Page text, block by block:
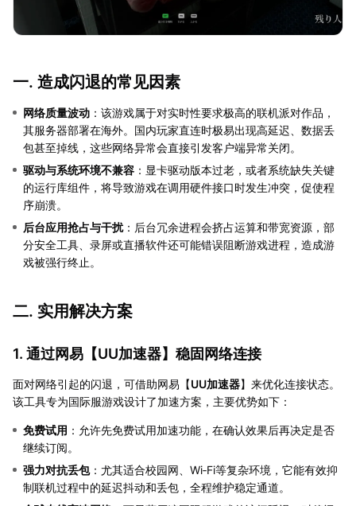
一. 造成闪退的常见因素
网络质量波动 ：该游戏属于对实时性要求极高的联机派对作品，
其服务器部署在海外。国内玩家直连时极易出现高延迟、数据丢
包甚至掉线，这些网络异常会直接引发客户端异常关闭。
驱动与系统环境不兼容 ：显卡驱动版本过老，或者系统缺失关键
的运行库组件，将导致游戏在调用硬件接口时发生冲突，促使程
序崩溃。
后台应用抢占与干扰：后台冗余进程会挤占运算和带宽资源，部
分安全工具、录屏或直播软件还可能错误阻断游戏进程，造成游
戏被强行终止。
二. 实用解决方案
1. 通过网易【UU加速器】稳固网络连接
面对网络引起的闪退，可借助网易【UU加速器】来优化连接状态。
该工具专为国际服游戏设计了加速方案，主要优势如下：
免费试用 ：允许先免费试用加速功能，在确认效果后再决定是否
继续订阅。
强力对抗丢包：尤其适合校园网、Wi‑Fi等复杂环境，它能有效抑
制联机过程中的延迟抖动和丢包，全程维护稳定通道。